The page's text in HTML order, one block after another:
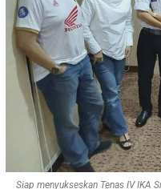
Siap menyukseskan Tenas IV IKA